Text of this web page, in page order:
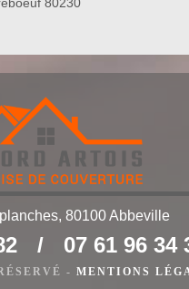
80100 Abbeville
/ 07 61 96 34
- MENTIONS